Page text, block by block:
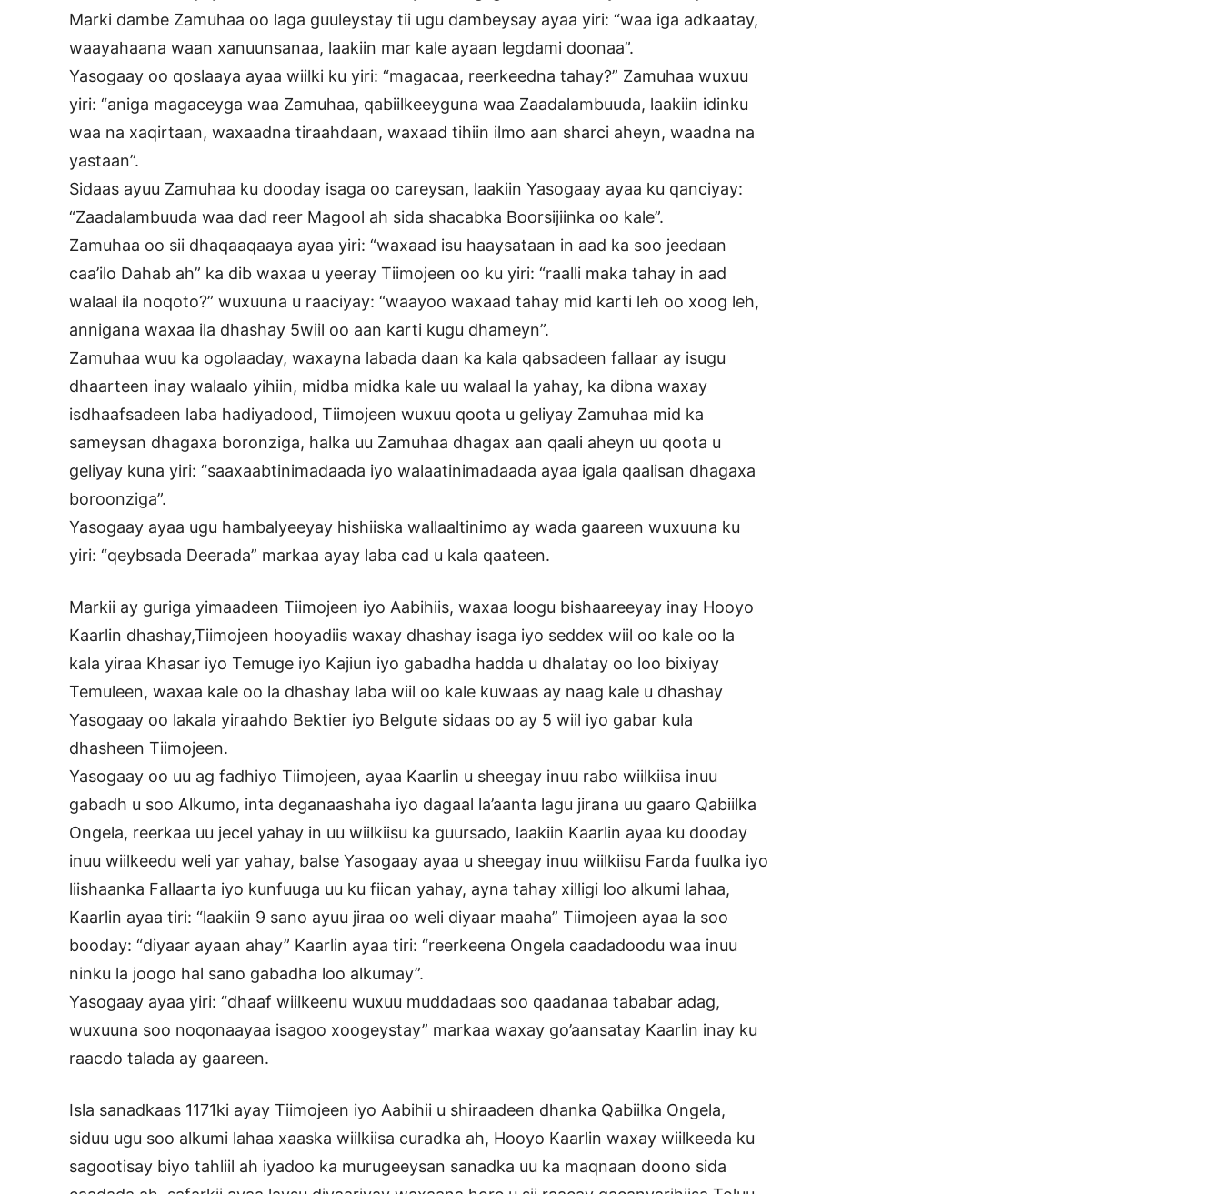
Marki dambe Zamuhaa oo laga guuleystay tii ugu dambeysay ayaa yiri: “waa iga adkaatay,
waayahaana waan xanuunsanaa, laakiin mar kale ayaan legdami doonaa”.
Yasogaay oo qoslaaya ayaa wiilki ku yiri: “magacaa, reerkeedna tahay?” Zamuhaa wuxuu
yiri: “aniga magaceyga waa Zamuhaa, qabiilkeeyguna waa Zaadalambuuda, laakiin idinku
waa na xaqirtaan, waxaadna tiraahdaan, waxaad tihiin ilmo aan sharci aheyn, waadna na
yastaan”.
Sidaas ayuu Zamuhaa ku dooday isaga oo careysan, laakiin Yasogaay ayaa ku qanciyay:
“Zaadalambuuda waa dad reer Magool ah sida shacabka Boorsijiinka oo kale”.
Zamuhaa oo sii dhaqaaqaaya ayaa yiri: “waxaad isu haaysataan in aad ka soo jeedaan
caa’ilo Dahab ah” ka dib waxaa u yeeray Tiimojeen oo ku yiri: “raalli maka tahay in aad
walaal ila noqoto?” wuxuuna u raaciyay: “waayoo waxaad tahay mid karti leh oo xoog leh,
annigana waxaa ila dhashay 5wiil oo aan karti kugu dhameyn”.
Zamuhaa wuu ka ogolaaday, waxayna labada daan ka kala qabsadeen fallaar ay isugu
dhaarteen inay walaalo yihiin, midba midka kale uu walaal la yahay, ka dibna waxay
isdhaafsadeen laba hadiyadood, Tiimojeen wuxuu qoota u geliyay Zamuhaa mid ka
sameysan dhagaxa boronziga, halka uu Zamuhaa dhagax aan qaali aheyn uu qoota u
geliyay kuna yiri: “saaxaabtinimadaada iyo walaatinimadaada ayaa igala qaalisan dhagaxa
boroonziga”.
Yasogaay ayaa ugu hambalyeeyay hishiiska wallaaltinimo ay wada gaareen wuxuuna ku
yiri: “qeybsada Deerada” markaa ayay laba cad u kala qaateen.
Markii ay guriga yimaadeen Tiimojeen iyo Aabihiis, waxaa loogu bishaareeyay inay Hooyo
Kaarlin dhashay,Tiimojeen hooyadiis waxay dhashay isaga iyo seddex wiil oo kale oo la
kala yiraa Khasar iyo Temuge iyo Kajiun iyo gabadha hadda u dhalatay oo loo bixiyay
Temuleen, waxaa kale oo la dhashay laba wiil oo kale kuwaas ay naag kale u dhashay
Yasogaay oo lakala yiraahdo Bektier iyo Belgute sidaas oo ay 5 wiil iyo gabar kula
dhasheen Tiimojeen.
Yasogaay oo uu ag fadhiyo Tiimojeen, ayaa Kaarlin u sheegay inuu rabo wiilkiisa inuu
gabadh u soo Alkumo, inta deganaashaha iyo dagaal la’aanta lagu jirana uu gaaro Qabiilka
Ongela, reerkaa uu jecel yahay in uu wiilkiisu ka guursado, laakiin Kaarlin ayaa ku dooday
inuu wiilkeedu weli yar yahay, balse Yasogaay ayaa u sheegay inuu wiilkiisu Farda fuulka iyo
liishaanka Fallaarta iyo kunfuuga uu ku fiican yahay, ayna tahay xilligi loo alkumi lahaa,
Kaarlin ayaa tiri: “laakiin 9 sano ayuu jiraa oo weli diyaar maaha” Tiimojeen ayaa la soo
booday: “diyaar ayaan ahay” Kaarlin ayaa tiri: “reerkeena Ongela caadadoodu waa inuu
ninku la joogo hal sano gabadha loo alkumay”.
Yasogaay ayaa yiri: “dhaaf wiilkeenu wuxuu muddadaas soo qaadanaa tababar adag,
wuxuuna soo noqonaayaa isagoo xoogeystay” markaa waxay go’aansatay Kaarlin inay ku
raacdo talada ay gaareen.
Isla sanadkaas 1171ki ayay Tiimojeen iyo Aabihii u shiraadeen dhanka Qabiilka Ongela,
siduu ugu soo alkumi lahaa xaaska wiilkiisa curadka ah, Hooyo Kaarlin waxay wiilkeeda ku
sagootisay biyo tahliil ah iyadoo ka murugeeysan sanadka uu ka maqnaan doono sida